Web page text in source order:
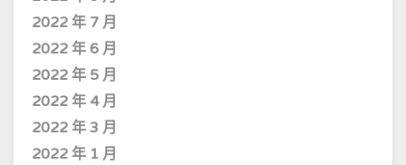
2022 年 7 月
2022 年 6 月
2022 年 5 月
2022 年 4 月
2022 年 3 月
2022 年 1 月